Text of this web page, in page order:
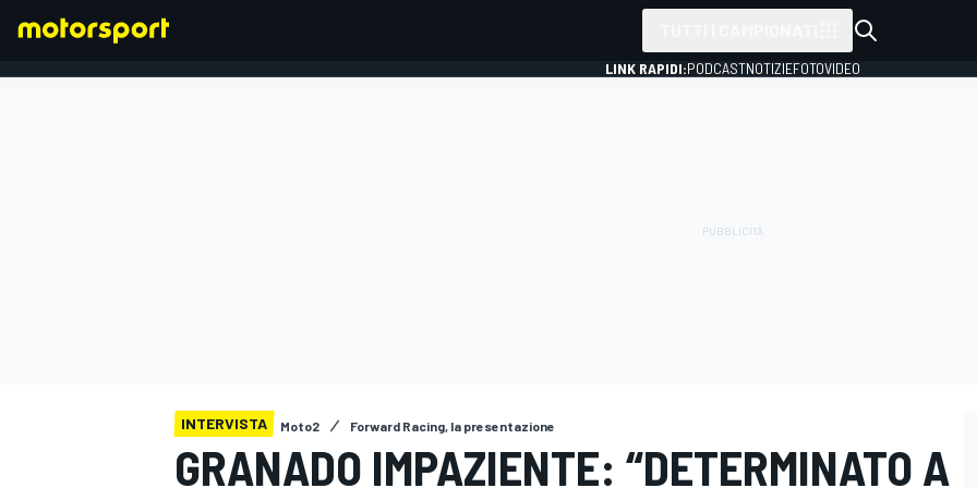
LINK RAPIDI:PODCASTNOTIZIEFOTOVIDEO
INTERVISTA Moto2 Forward Racing, la presentazione
GRANADO IMPAZIENTE: “DETERMINATO A